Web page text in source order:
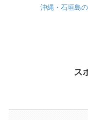
沖縄・石垣島
ス